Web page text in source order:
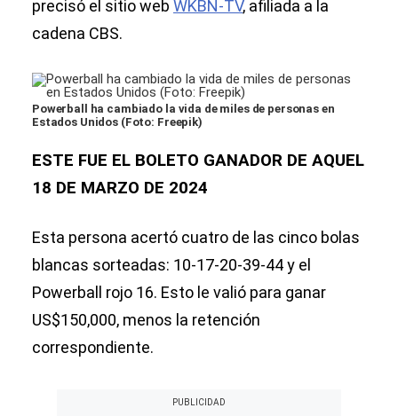
precisó el sitio web WKBN-TV, afiliada a la
cadena CBS.
Powerball ha cambiado la vida de miles de personas en
Estados Unidos (Foto: Freepik)
ESTE FUE EL BOLETO GANADOR DE AQUEL
18 DE MARZO DE 2024
Esta persona acertó cuatro de las cinco bolas
blancas sorteadas: 10-17-20-39-44 y el
Powerball rojo 16. Esto le valió para ganar
US$150,000, menos la retención
correspondiente.